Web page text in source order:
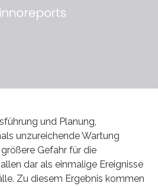
und Planung,
unzureichende Wartung
Gefahr für die
dar als einmalige Ereignisse
Zu diesem Ergebnis kommen